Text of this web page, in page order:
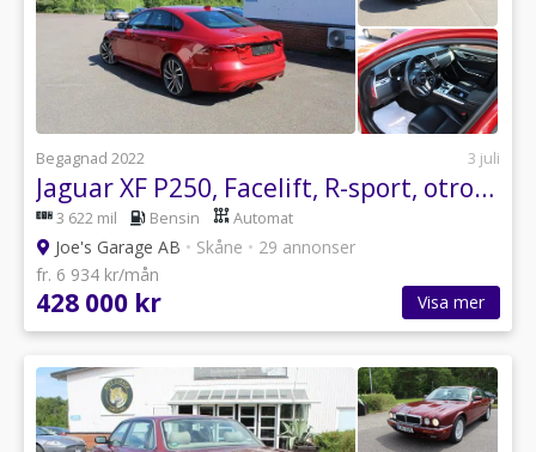
Begagnad 2022 3 juli
Jaguar XF P250, Facelift, R-sport, otroligt snygg!
3 622 mil Bensin Automat
Joe's Garage AB • Skåne • 29 annonser
fr. 6 934 kr/mån
428 000 kr Visa mer